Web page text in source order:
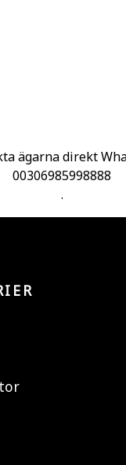
ägarna direkt
00306985998888
.